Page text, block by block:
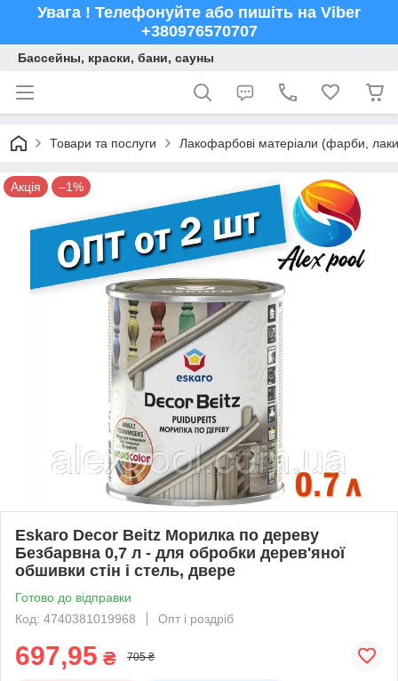
Увага ! Телефонуйте або пишіть на Viber
+380976570707
Бассейны, краски, бани, сауны
Товари та послуги Лакофарбові матеріали (фарби,
Акція –1%
Eskaro Decor Beitz Морилка по дереву
Безбарвна 0,7 л - для обробки дерев'яної
обшивки стін і стель, двере
Готово до відправки
Код: 4740381019968
Опт і роздріб
697,95 ₴ 705 ₴